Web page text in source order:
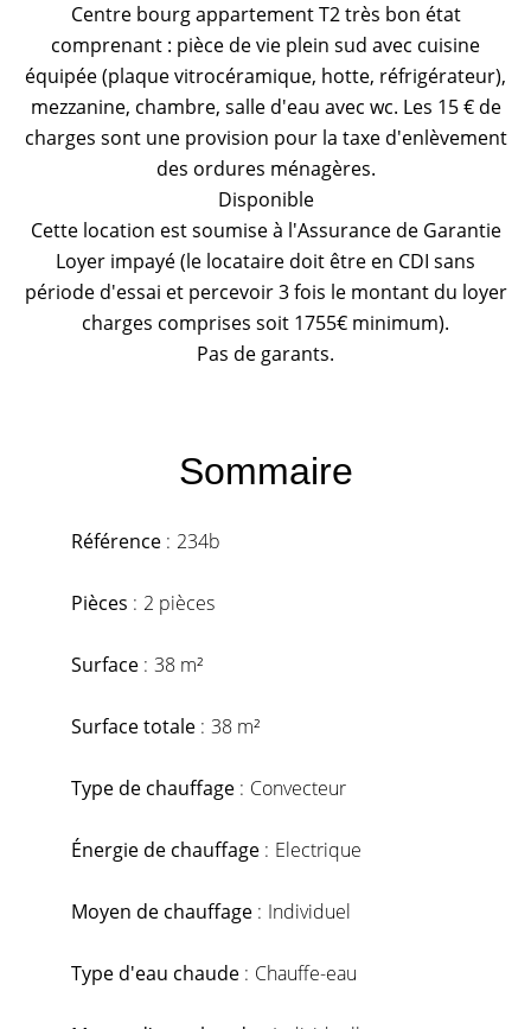
Centre bourg appartement T2 très bon état
comprenant : pièce de vie plein sud avec cuisine
équipée (plaque vitrocéramique, hotte, réfrigérateur),
mezzanine, chambre, salle d'eau avec wc. Les 15 € de
charges sont une provision pour la taxe d'enlèvement
des ordures ménagères.
Disponible
Cette location est soumise à l'Assurance de Garantie
Loyer impayé (le locataire doit être en CDI sans
période d'essai et percevoir 3 fois le montant du loyer
charges comprises soit 1755€ minimum).
Pas de garants.
Sommaire
Référence 234b
Pièces 2 pièces
Surface 38 m²
Surface totale 38 m²
Type de chauffage Convecteur
Énergie de chauffage Electrique
Moyen de chauffage Individuel
Type d'eau chaude Chauffe-eau